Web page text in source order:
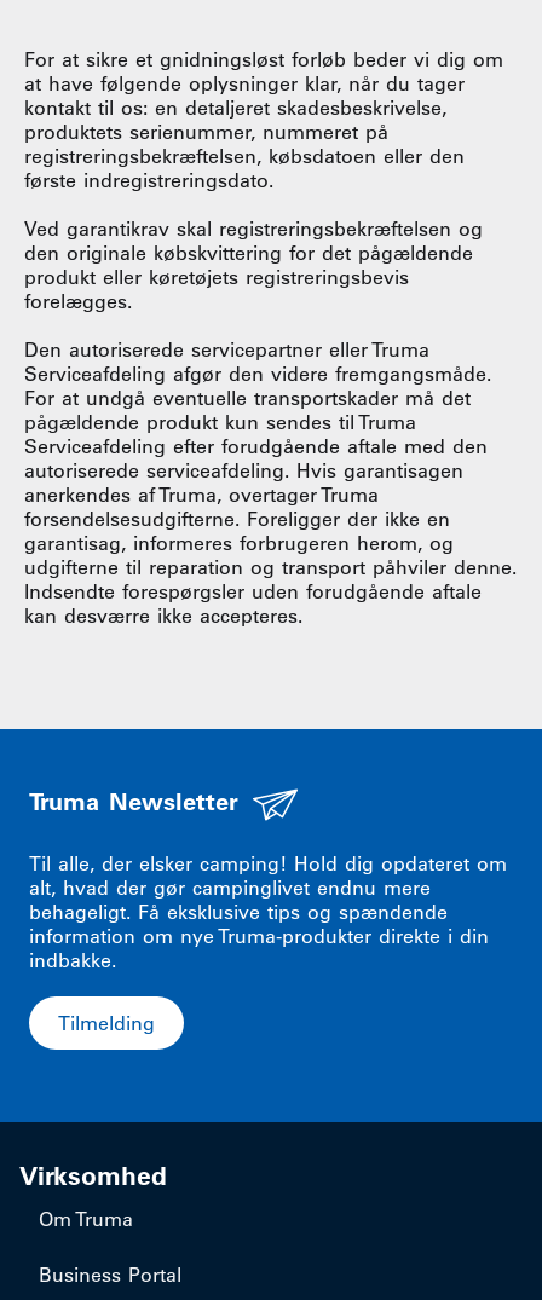
For at sikre et gnidningsløst forløb beder vi dig om
at have følgende oplysninger klar, når du tager
kontakt til os: en detaljeret skadesbeskrivelse,
produktets serienummer, nummeret på
registreringsbekræftelsen, købsdatoen eller den
første indregistreringsdato.
Ved garantikrav skal registreringsbekræftelsen og
den originale købskvittering for det pågældende
produkt eller køretøjets registreringsbevis
forelægges.
Den autoriserede servicepartner eller Truma
Serviceafdeling afgør den videre fremgangsmåde.
For at undgå eventuelle transportskader må det
pågældende produkt kun sendes til Truma
Serviceafdeling efter forudgående aftale med den
autoriserede serviceafdeling. Hvis garantisagen
anerkendes af Truma, overtager Truma
forsendelsesudgifterne. Foreligger der ikke en
garantisag, informeres forbrugeren herom, og
udgifterne til reparation og transport påhviler denne.
Indsendte forespørgsler uden forudgående aftale
kan desværre ikke accepteres.
Truma Newsletter
Til alle, der elsker camping! Hold dig opdateret om
alt, hvad der gør campinglivet endnu mere
behageligt. Få eksklusive tips og spændende
information om nye Truma-produkter direkte i din
indbakke.
Tilmelding
Virksomhed
Om Truma
Business Portal